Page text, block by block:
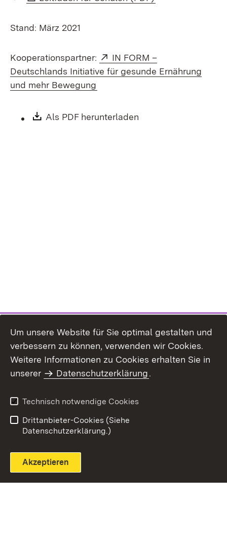
Stand: März 2021
Kooperationspartner: Extern:
IN FORM –
Deutschlands Initiative für gesunde Ernährung
und mehr Bewegung
Download:
Als PDF herunterladen
Themenübersicht
Um unsere Website für Sie optimal gestalten und
verbessern zu können, verwenden wir Cookies.
Weitere Informationen zu Cookies erhalten Sie in
unserer
Datenschutzerklärung.
Technisch notwendige Cookies
Drittanbieter-Cookies (Siehe
Datenschutzerklärung.)
Akzeptieren